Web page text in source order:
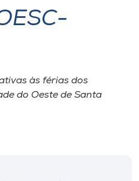
às férias dos
do Oeste de Santa